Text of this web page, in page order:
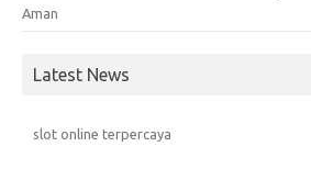
Aman
Latest News
slot online terpercaya